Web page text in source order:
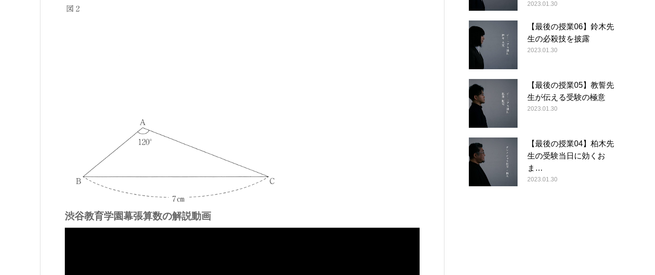
渋谷教育学園幕張算数の解説動画
2023.01.30
【最後の授業06】鈴木先
生の必殺技を披露
2023.01.30
【最後の授業05】教誓先
生が伝える受験の極意
2023.01.30
【最後の授業04】柏木先
生の受験当日に効くお
ま…
2023.01.30